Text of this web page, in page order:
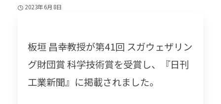
2023年6月8日
板垣 昌幸教授が第41回 スガウェザリン
グ財団賞 科学技術賞を受賞し、『日刊
工業新聞』に掲載されました。